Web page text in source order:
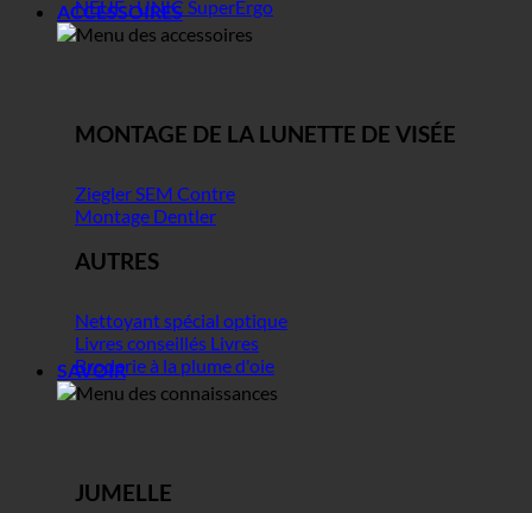
NEUF : UNIC SuperErgo
ACCESSOIRES
MONTAGE DE LA LUNETTE DE VISÉE
Ziegler SEM Contre
Montage Dentler
AUTRES
Nettoyant spécial optique
Livres conseillés Livres
Broderie à la plume d'oie
SAVOIR
JUMELLE